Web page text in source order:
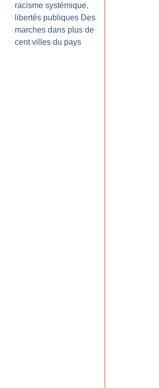
racisme systémique,
libertés publiques Des
marches dans plus de
cent villes du pays